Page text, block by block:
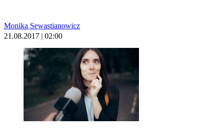
Monika Sewastianowicz
21.08.2017 | 02:00